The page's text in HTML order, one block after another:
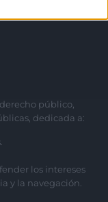
público,
dedicada a:
los intereses
y la navegación.